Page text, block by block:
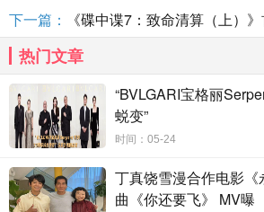
丰富的热爱与追求。这种“爱”，或许是
或是需要刻意练习的技能、或许是心心
是一份永恒不变的少年热忱。这样的概
的特殊节点，丰富了“爱”的认知与情感
销概念拉出了差距，挖掘出了差异化的
全民“无畏追爱”
抖音站内造势玩法速成
下一篇：
《碟中谍7：致命清算（上）
热门文章
“BVLGARI宝格丽
蜕变”
时间：05-24
丁真饶雪漫合作电影
曲《你还要飞》 MV曝